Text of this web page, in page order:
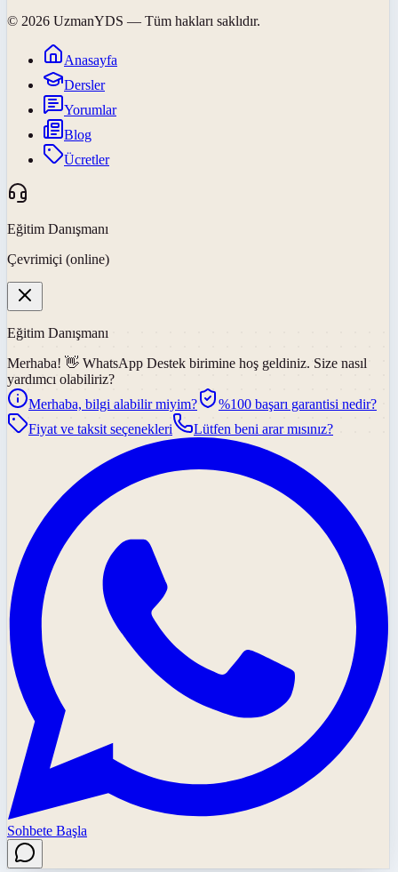
© 2026 UzmanYDS — Tüm hakları saklıdır.
Anasayfa
Dersler
Yorumlar
Blog
Ücretler
Eğitim Danışmanı
Çevrimiçi (online)
Eğitim Danışmanı
Merhaba! 👋 WhatsApp Destek birimine hoş geldiniz. Size nasıl
yardımcı olabiliriz?
Merhaba, bilgi alabilir miyim?
%100 başarı garantisi nedir?
Fiyat ve taksit seçenekleri
Lütfen beni arar mısınız?
Sohbete Başla